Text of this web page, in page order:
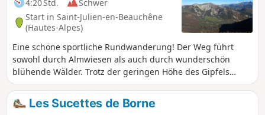
Bereich teilweise von üppiger Vegetation bedeckt ist:
Gräser, verschiedene Sträucher und manchmal
umgestürzte Bäume können den Weg vorübergehend
verdecken. Eine schöne Wanderung für alle, die sich gerne
etwas abseits der ausgetretenen Pfade bewegen.
4:20 Std.
Schwer
Start in Saint-Julien-en-Beauchêne
(Hautes-Alpes)
Eine schöne sportliche Rundwanderung! Der Weg führt
sowohl durch Almwiesen als auch durch wunderschön
blühende Wälder. Trotz der geringen Höhe des Gipfels
(1686 m) bietet sich ein atemberaubender Ausblick.
Vaunières ist ein kleines Dorf, das dank junger Freiwilliger
aus aller Welt derzeit restauriert wird.
Les Sucettes de Borne